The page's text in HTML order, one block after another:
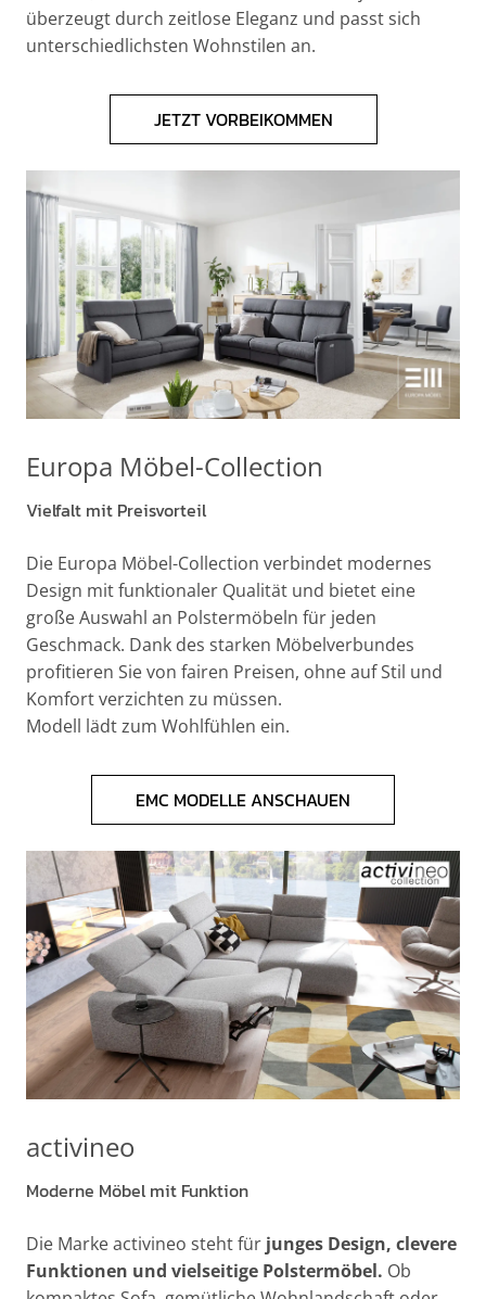
überzeugt durch zeitlose Eleganz und passt sich
unterschiedlichsten Wohnstilen an.
JETZT VORBEIKOMMEN
Europa Möbel-Collection
Vielfalt mit Preisvorteil
Die Europa Möbel-Collection verbindet modernes
Design mit funktionaler Qualität und bietet eine
große Auswahl an Polstermöbeln für jeden
Geschmack. Dank des starken Möbelverbundes
profitieren Sie von fairen Preisen, ohne auf Stil und
Komfort verzichten zu müssen.
Modell lädt zum Wohlfühlen ein.
EMC MODELLE ANSCHAUEN
activineo
Moderne Möbel mit Funktion
Die Marke activineo steht für junges Design, clevere
Funktionen und vielseitige Polstermöbel. Ob